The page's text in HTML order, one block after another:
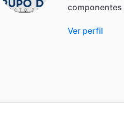
componentes
Ver perfil